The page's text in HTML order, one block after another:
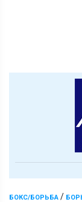
БОКС/БОРЬБА /